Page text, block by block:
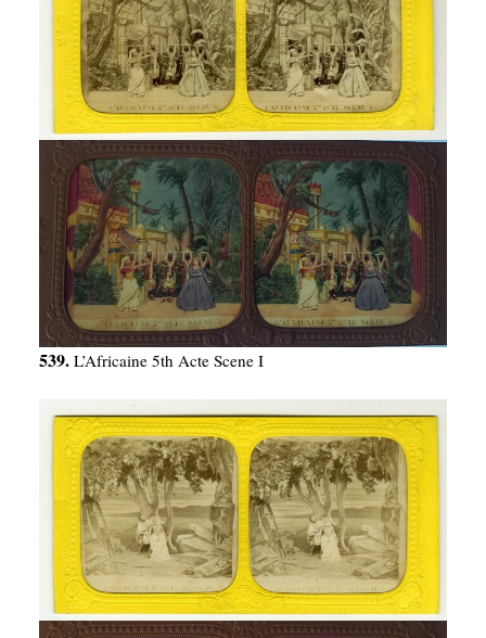
539. L’Africaine 5th Acte Scene I